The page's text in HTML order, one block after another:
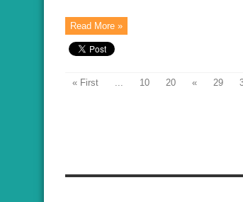
Read More »
« First ... 10 20 « 29